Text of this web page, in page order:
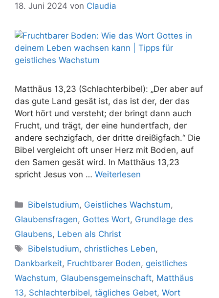
18. Juni 2024 von Claudia
Matthäus 13,23 (Schlachterbibel): „Der aber auf
das gute Land gesät ist, das ist der, der das
Wort hört und versteht; der bringt dann auch
Frucht, und trägt, der eine hundertfach, der
andere sechzigfach, der dritte dreißigfach.“ Die
Bibel vergleicht oft unser Herz mit Boden, auf
den Samen gesät wird. In Matthäus 13,23
spricht Jesus von … Weiterlesen
Kategorien
Bibelstudium, Geistliches Wachstum,
Glaubensfragen, Gottes Wort, Grundlage des
Glaubens, Leben als Christ
Schlagwörter
Bibelstudium, christliches Leben,
Dankbarkeit, Fruchtbarer Boden, geistliches
Wachstum, Glaubensgemeinschaft, Matthäus
13, Schlachterbibel, tägliches Gebet, Wort